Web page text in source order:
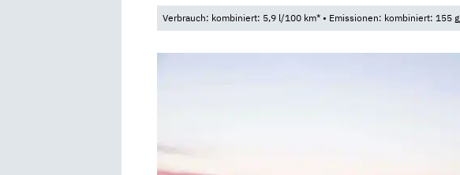
Verbrauch: kombiniert: 5,9 l/100 km* • Emissionen: kombiniert: 155